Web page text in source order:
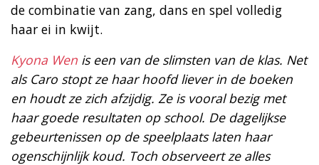
de combinatie van zang, dans en spel volledig
haar ei in kwijt.
Kyona Wen is een van de slimsten van de klas. Net
als Caro stopt ze haar hoofd liever in de boeken
en houdt ze zich afzijdig. Ze is vooral bezig met
haar goede resultaten op school. De dagelijkse
gebeurtenissen op de speelplaats laten haar
ogenschijnlijk koud. Toch observeert ze alles